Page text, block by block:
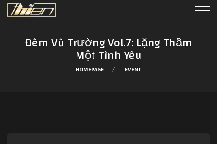
Đêm Vũ Trường Vol.7: Lặng Thầm
Một Tình Yêu
HOMEPAGE EVENT